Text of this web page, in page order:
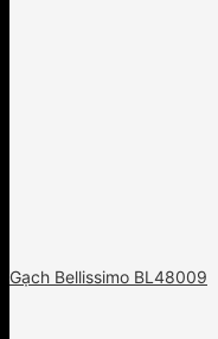
Gạch Bellissimo BL48009